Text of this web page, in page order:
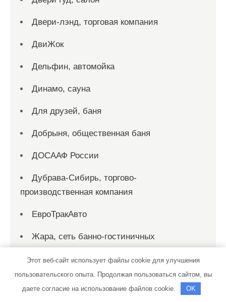
Двери-лэнд, торговая компания
ДвиЖок
Дельфин, автомойка
Динамо, сауна
Для друзей, баня
Добрыня, общественная баня
ДОСААФ России
Дубрава-Сибирь, торгово-
производственная компания
ЕвроТракАвто
Жара, сеть банно-гостиничных
комплексов
Жара, спа-салон
Жемчужина, банно-оздоровительный
Этот веб-сайт использует файлы cookie для улучшения
пользовательского опыта. Продолжая пользоваться сайтом, вы
даете согласие на использование файлов cookie.
OK